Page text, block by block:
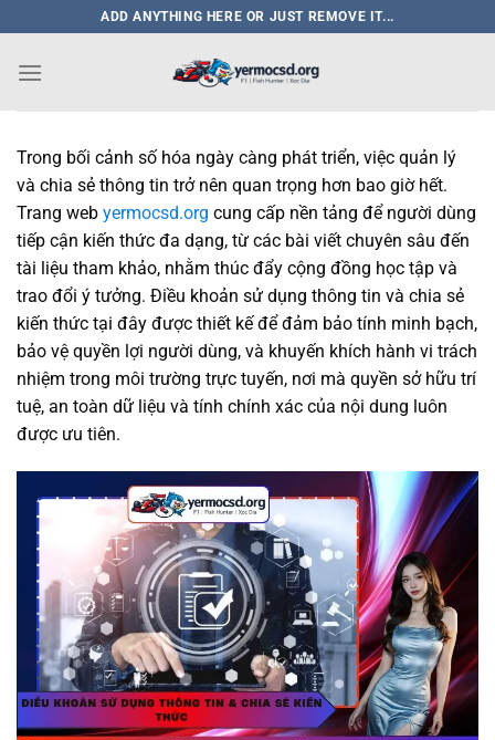
nội
ADD ANYTHING HERE OR JUST REMOVE IT...
Trong bối cảnh số hóa ngày càng phát triển, việc quản lý
và chia sẻ thông tin trở nên quan trọng hơn bao giờ hết.
Trang web yermocsd.org cung cấp nền tảng để người dùng
tiếp cận kiến thức đa dạng, từ các bài viết chuyên sâu đến
tài liệu tham khảo, nhằm thúc đẩy cộng đồng học tập và
trao đổi ý tưởng. Điều khoản sử dụng thông tin và chia sẻ
kiến thức tại đây được thiết kế để đảm bảo tính minh bạch,
bảo vệ quyền lợi người dùng, và khuyến khích hành vi trách
nhiệm trong môi trường trực tuyến, nơi mà quyền sở hữu trí
tuệ, an toàn dữ liệu và tính chính xác của nội dung luôn
được ưu tiên.